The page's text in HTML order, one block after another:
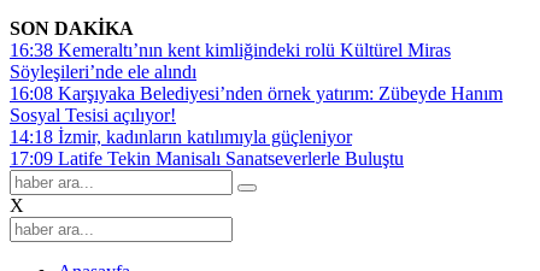
SON DAKİKA
16:38 Kemeraltı’nın kent kimliğindeki rolü Kültürel Miras
Söyleşileri’nde ele alındı
16:08 Karşıyaka Belediyesi’nden örnek yatırım: Zübeyde Hanım
Sosyal Tesisi açılıyor!
14:18 İzmir, kadınların katılımıyla güçleniyor
17:09 Latife Tekin Manisalı Sanatseverlerle Buluştu
X